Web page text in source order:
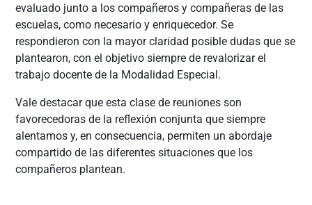
evaluado junto a los compañeros y compañeras de las
escuelas, como necesario y enriquecedor. Se
respondieron con la mayor claridad posible dudas que se
plantearon, con el objetivo siempre de revalorizar el
trabajo docente de la Modalidad Especial.
Vale destacar que esta clase de reuniones son
favorecedoras de la reflexión conjunta que siempre
alentamos y, en consecuencia, permiten un abordaje
compartido de las diferentes situaciones que los
compañeros plantean.